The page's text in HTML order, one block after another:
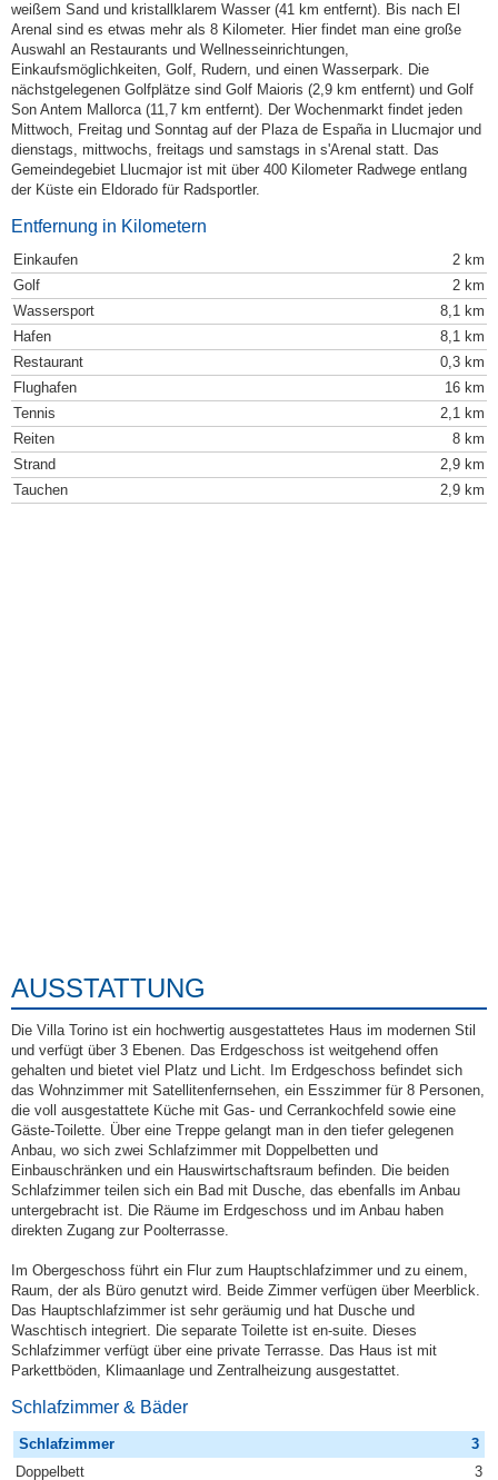
weißem Sand und kristallklarem Wasser (41 km entfernt). Bis nach El
Arenal sind es etwas mehr als 8 Kilometer. Hier findet man eine große
Auswahl an Restaurants und Wellnesseinrichtungen,
Einkaufsmöglichkeiten, Golf, Rudern, und einen Wasserpark. Die
nächstgelegenen Golfplätze sind Golf Maioris (2,9 km entfernt) und Golf
Son Antem Mallorca (11,7 km entfernt). Der Wochenmarkt findet jeden
Mittwoch, Freitag und Sonntag auf der Plaza de España in Llucmajor und
dienstags, mittwochs, freitags und samstags in s'Arenal statt. Das
Gemeindegebiet Llucmajor ist mit über 400 Kilometer Radwege entlang
der Küste ein Eldorado für Radsportler.
Entfernung in Kilometern
Einkaufen
2 km
Golf
2 km
Wassersport
8,1 km
Hafen
8,1 km
Restaurant
0,3 km
Flughafen
16 km
Tennis
2,1 km
Reiten
8 km
Strand
2,9 km
Tauchen
2,9 km
AUSSTATTUNG
Die Villa Torino ist ein hochwertig ausgestattetes Haus im modernen Stil
und verfügt über 3 Ebenen. Das Erdgeschoss ist weitgehend offen
gehalten und bietet viel Platz und Licht. Im Erdgeschoss befindet sich
das Wohnzimmer mit Satellitenfernsehen, ein Esszimmer für 8 Personen,
die voll ausgestattete Küche mit Gas- und Cerrankochfeld sowie eine
Gäste-Toilette. Über eine Treppe gelangt man in den tiefer gelegenen
Anbau, wo sich zwei Schlafzimmer mit Doppelbetten und
Einbauschränken und ein Hauswirtschaftsraum befinden. Die beiden
Schlafzimmer teilen sich ein Bad mit Dusche, das ebenfalls im Anbau
untergebracht ist. Die Räume im Erdgeschoss und im Anbau haben
direkten Zugang zur Poolterrasse.
Im Obergeschoss führt ein Flur zum Hauptschlafzimmer und zu einem,
Raum, der als Büro genutzt wird. Beide Zimmer verfügen über Meerblick.
Das Hauptschlafzimmer ist sehr geräumig und hat Dusche und
Waschtisch integriert. Die separate Toilette ist en-suite. Dieses
Schlafzimmer verfügt über eine private Terrasse. Das Haus ist mit
Parkettböden, Klimaanlage und Zentralheizung ausgestattet.
Schlafzimmer & Bäder
Schlafzimmer
3
Doppelbett
3